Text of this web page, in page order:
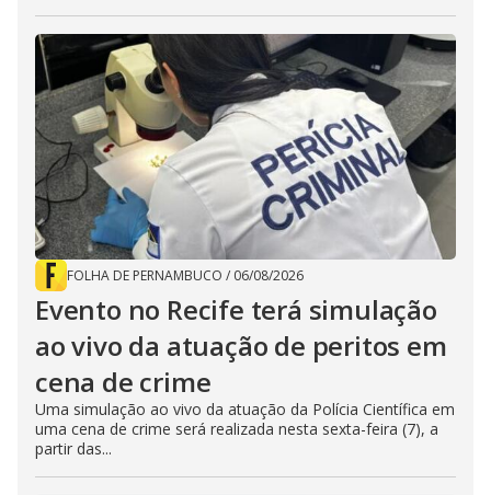
FOLHA DE PERNAMBUCO / 06/08/2026
Evento no Recife terá simulação
ao vivo da atuação de peritos em
cena de crime
Uma simulação ao vivo da atuação da Polícia Científica em
uma cena de crime será realizada nesta sexta-feira (7), a
partir das...